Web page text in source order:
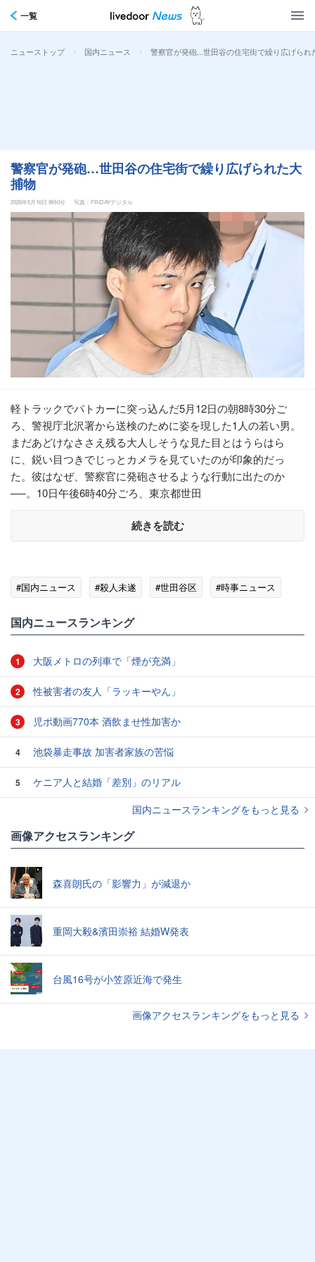
一覧
ニューストップ > 国内ニュース > 警察官が発砲…世田谷の住宅街で繰り広げられ
警察官が発砲…世田谷の住宅街で繰り広げられた大
捕物
2026年5月16日 8時0分 写真：FRIDAYデジタル
軽トラックでパトカーに突っ込んだ5月12日の朝8時30分ご
ろ、警視庁北沢署から送検のために姿を現した1人の若い男。
まだあどけなささえ残る大人しそうな見た目とはうらはら
に、鋭い目つきでじっとカメラを見ていたのが印象的だっ
た。彼はなぜ、警察官に発砲させるような行動に出たのか
──。10日午後6時40分ごろ、東京都世田
続きを読む
#国内ニュース #殺人未遂 #世田谷区 #時事ニュース
国内ニュースランキング
1 大阪メトロの列車で「煙が充満」
2 性被害者の友人「ラッキーやん」
3 児ポ動画770本 酒飲ませ性加害か
4 池袋暴走事故 加害者家族の苦悩
5
ケニア人と結婚「差別」のリアル
国内ニュースランキングをもっと見る
画像アクセスランキング
森喜朗氏の「影響力」が減退か
重岡大毅&濱田崇裕 結婚W発表
台風16号が小笠原近海で発生
画像アクセスランキングをもっと見る